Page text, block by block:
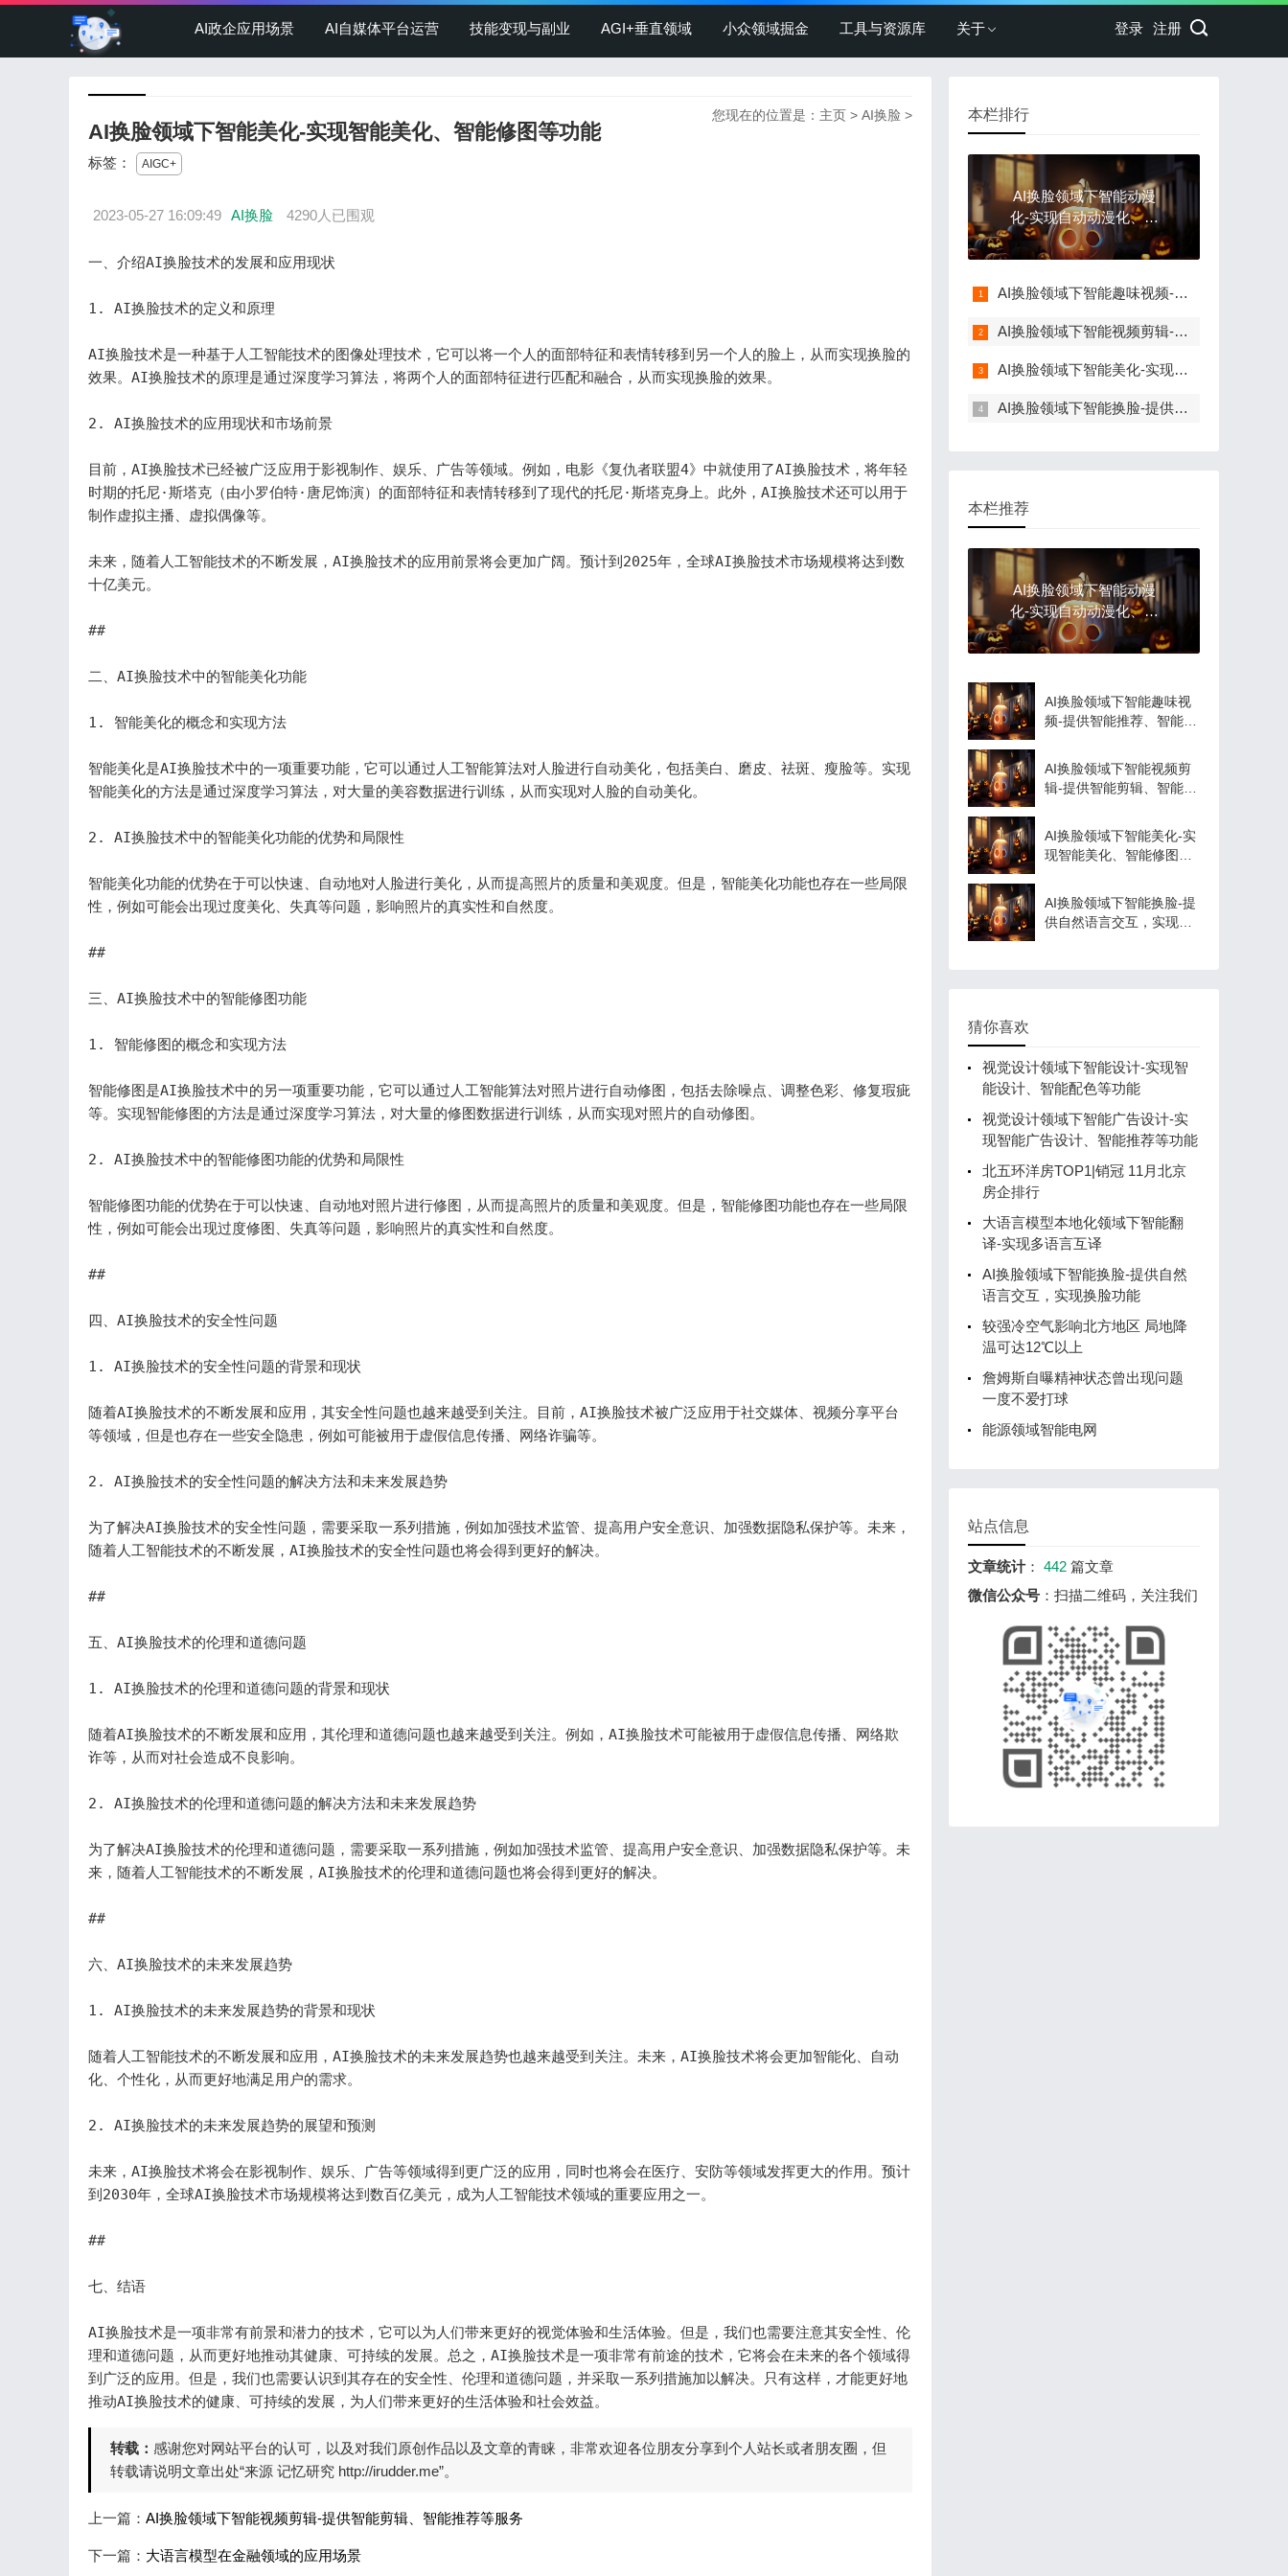
AI政企应用场景 AI自媒体平台运营 技能变现与副业 AGI+垂直领域 小众领域掘金 工具与资源库 关于 注册
登录
您现在的位置是： 主页 > AI换脸 >
AI换脸领域下智能美化-实现智能美化、智能修图等功能
标签： AIGC+
2023-05-27 16:09:49 AI换脸 4290人已围观
一、介绍AI换脸技术的发展和应用现状
1. AI换脸技术的定义和原理
AI换脸技术是一种基于人工智能技术的图像处理技术，它可以将一个人的面部特征和表情转移到另一个人的脸上，从而实现换脸的
效果。AI换脸技术的原理是通过深度学习算法，将两个人的面部特征进行匹配和融合，从而实现换脸的效果。
2. AI换脸技术的应用现状和市场前景
目前，AI换脸技术已经被广泛应用于影视制作、娱乐、广告等领域。例如，电影《复仇者联盟4》中就使用了AI换脸技术，将年轻
时期的托尼·斯塔克（由小罗伯特·唐尼饰演）的面部特征和表情转移到了现代的托尼·斯塔克身上。此外，AI换脸技术还可以用于
制作虚拟主播、虚拟偶像等。
未来，随着人工智能技术的不断发展，AI换脸技术的应用前景将会更加广阔。预计到2025年，全球AI换脸技术市场规模将达到数
十亿美元。
##
二、AI换脸技术中的智能美化功能
1. 智能美化的概念和实现方法
智能美化是AI换脸技术中的一项重要功能，它可以通过人工智能算法对人脸进行自动美化，包括美白、磨皮、祛斑、瘦脸等。实现
智能美化的方法是通过深度学习算法，对大量的美容数据进行训练，从而实现对人脸的自动美化。
2. AI换脸技术中的智能美化功能的优势和局限性
智能美化功能的优势在于可以快速、自动地对人脸进行美化，从而提高照片的质量和美观度。但是，智能美化功能也存在一些局限
性，例如可能会出现过度美化、失真等问题，影响照片的真实性和自然度。
##
三、AI换脸技术中的智能修图功能
1. 智能修图的概念和实现方法
智能修图是AI换脸技术中的另一项重要功能，它可以通过人工智能算法对照片进行自动修图，包括去除噪点、调整色彩、修复瑕疵
等。实现智能修图的方法是通过深度学习算法，对大量的修图数据进行训练，从而实现对照片的自动修图。
2. AI换脸技术中的智能修图功能的优势和局限性
智能修图功能的优势在于可以快速、自动地对照片进行修图，从而提高照片的质量和美观度。但是，智能修图功能也存在一些局限
性，例如可能会出现过度修图、失真等问题，影响照片的真实性和自然度。
##
四、AI换脸技术的安全性问题
1. AI换脸技术的安全性问题的背景和现状
随着AI换脸技术的不断发展和应用，其安全性问题也越来越受到关注。目前，AI换脸技术被广泛应用于社交媒体、视频分享平台
等领域，但是也存在一些安全隐患，例如可能被用于虚假信息传播、网络诈骗等。
2. AI换脸技术的安全性问题的解决方法和未来发展趋势
为了解决AI换脸技术的安全性问题，需要采取一系列措施，例如加强技术监管、提高用户安全意识、加强数据隐私保护等。未来，
随着人工智能技术的不断发展，AI换脸技术的安全性问题也将会得到更好的解决。
##
五、AI换脸技术的伦理和道德问题
1. AI换脸技术的伦理和道德问题的背景和现状
随着AI换脸技术的不断发展和应用，其伦理和道德问题也越来越受到关注。例如，AI换脸技术可能被用于虚假信息传播、网络欺
诈等，从而对社会造成不良影响。
2. AI换脸技术的伦理和道德问题的解决方法和未来发展趋势
为了解决AI换脸技术的伦理和道德问题，需要采取一系列措施，例如加强技术监管、提高用户安全意识、加强数据隐私保护等。未
来，随着人工智能技术的不断发展，AI换脸技术的伦理和道德问题也将会得到更好的解决。
##
六、AI换脸技术的未来发展趋势
1. AI换脸技术的未来发展趋势的背景和现状
随着人工智能技术的不断发展和应用，AI换脸技术的未来发展趋势也越来越受到关注。未来，AI换脸技术将会更加智能化、自动
化、个性化，从而更好地满足用户的需求。
2. AI换脸技术的未来发展趋势的展望和预测
未来，AI换脸技术将会在影视制作、娱乐、广告等领域得到更广泛的应用，同时也将会在医疗、安防等领域发挥更大的作用。预计
到2030年，全球AI换脸技术市场规模将达到数百亿美元，成为人工智能技术领域的重要应用之一。
##
七、结语
AI换脸技术是一项非常有前景和潜力的技术，它可以为人们带来更好的视觉体验和生活体验。但是，我们也需要注意其安全性、伦
理和道德问题，从而更好地推动其健康、可持续的发展。总之，AI换脸技术是一项非常有前途的技术，它将会在未来的各个领域得
到广泛的应用。但是，我们也需要认识到其存在的安全性、伦理和道德问题，并采取一系列措施加以解决。只有这样，才能更好地
推动AI换脸技术的健康、可持续的发展，为人们带来更好的生活体验和社会效益。
转载： 感谢您对网站平台的认可，以及对我们原创作品以及文章的青睐，非常欢迎各位朋友分享到个人站长或者朋友圈，但
转载请说明文章出处“来源 记忆研究 http://irudder.me”。
上一篇： AI换脸领域下智能视频剪辑-提供智能剪辑、智能推荐等服务
下一篇： 大语言模型在金融领域的应用场景
本栏排行
AI换脸领域下智能动漫
化-实现自动动漫化、智
能调整等功能
AI换脸领域下智能趣味视频-提供智能推荐、智能匹配等服务
AI换脸领域下智能视频剪辑-提供智能剪辑、智能推荐等服务
AI换脸领域下智能美化-实现智能美化、智能修图等功能
AI换脸领域下智能换脸-提供自然语言交互，实现换脸功能
本栏推荐
AI换脸领域下智能动漫
化-实现自动动漫化、智
能调整等功能
AI换脸领域下智能趣味视
频-提供智能推荐、智能匹
AI换脸领域下智能视频剪
辑-提供智能剪辑、智能推
AI换脸领域下智能美化-实
现智能美化、智能修图等
AI换脸领域下智能换脸-提
供自然语言交互，实现换
猜你喜欢
视觉设计领域下智能设计-实现智
能设计、智能配色等功能
视觉设计领域下智能广告设计-实
现智能广告设计、智能推荐等功能
北五环洋房TOP1|销冠 11月北京
房企排行
大语言模型本地化领域下智能翻
译-实现多语言互译
AI换脸领域下智能换脸-提供自然
语言交互，实现换脸功能
较强冷空气影响北方地区 局地降
温可达12℃以上
詹姆斯自曝精神状态曾出现问题
一度不爱打球
能源领域智能电网
站点信息
文章统计： 442 篇文章
微信公众号 ：扫描二维码，关注我们